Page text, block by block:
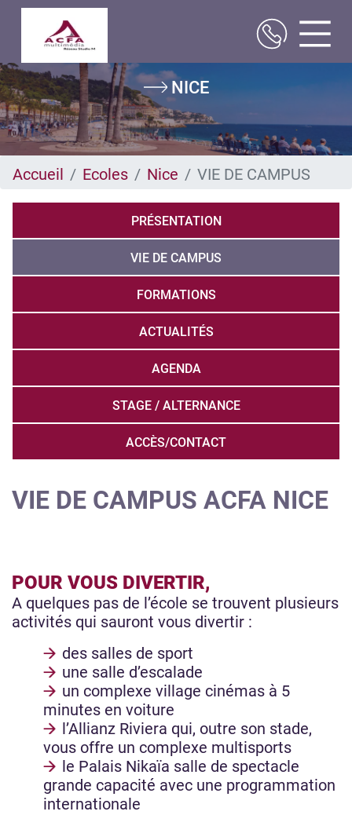
Aller
au
contenu
principal
NICE
Accueil Ecoles Nice VIE DE CAMPUS
PRÉSENTATION
VIE DE CAMPUS
FORMATIONS
ACTUALITÉS
AGENDA
STAGE / ALTERNANCE
ACCÈS/CONTACT
VIE DE CAMPUS ACFA NICE
POUR VOUS DIVERTIR,
A quelques pas de l’école se trouvent plusieurs
activités qui sauront vous divertir :
des salles de sport
une salle d’escalade
un complexe village cinémas à 5
minutes en voiture
l’Allianz Riviera qui, outre son stade,
vous offre un complexe multisports
le Palais Nikaïa salle de spectacle
grande capacité avec une programmation
internationale